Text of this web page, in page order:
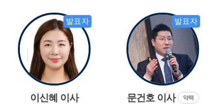
발표자
이신혜 이사
발표자
문건호 이사 약력